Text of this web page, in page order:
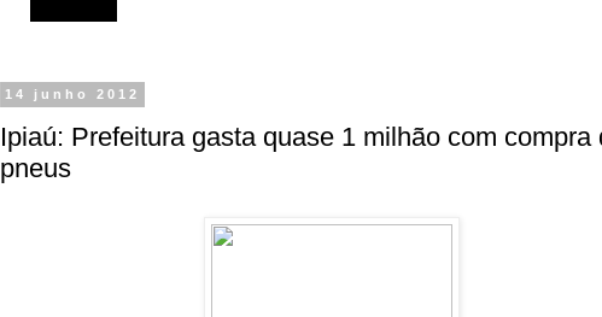
14 junho 2012
Ipiaú: Prefeitura gasta quase 1 milhão com compra
pneus